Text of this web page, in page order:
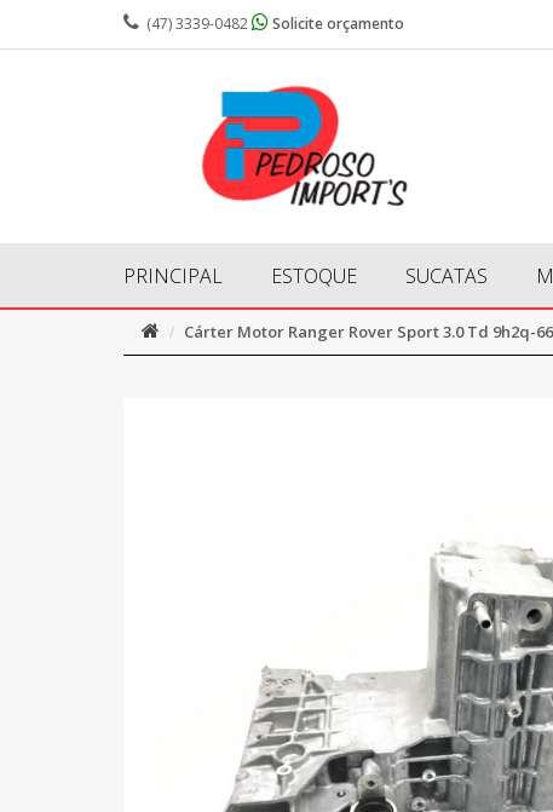
(47) 3339-0482 Solicite orçamento
PRINCIPAL ESTOQUE SUCATAS
Cárter Motor Ranger Rover Sport 3.0 Td 9h2q-